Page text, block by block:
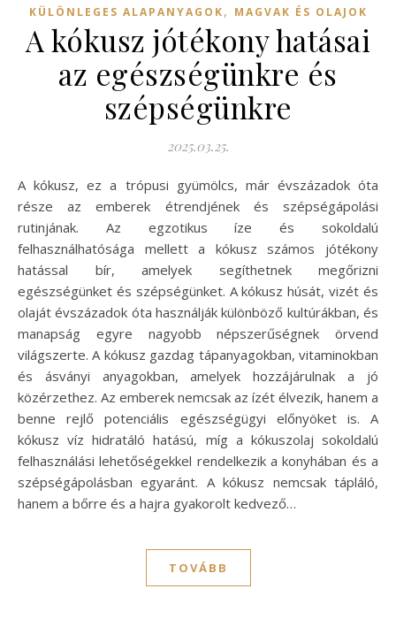
KÜLÖNLEGES ALAPANYAGOK, MAGVAK ÉS OLAJOK
A kókusz jótékony hatásai
az egészségünkre és
szépségünkre
2025.03.25.
A kókusz, ez a trópusi gyümölcs, már évszázadok óta
része az emberek étrendjének és szépségápolási
rutinjának. Az egzotikus íze és sokoldalú
felhasználhatósága mellett a kókusz számos jótékony
hatással bír, amelyek segíthetnek megőrizni
egészségünket és szépségünket. A kókusz húsát, vizét és
olaját évszázadok óta használják különböző kultúrákban, és
manapság egyre nagyobb népszerűségnek örvend
világszerte. A kókusz gazdag tápanyagokban, vitaminokban
és ásványi anyagokban, amelyek hozzájárulnak a jó
közérzethez. Az emberek nemcsak az ízét élvezik, hanem a
benne rejlő potenciális egészségügyi előnyöket is. A
kókusz víz hidratáló hatású, míg a kókuszolaj sokoldalú
felhasználási lehetőségekkel rendelkezik a konyhában és a
szépségápolásban egyaránt. A kókusz nemcsak tápláló,
hanem a bőrre és a hajra gyakorolt kedvező…
TOVÁBB